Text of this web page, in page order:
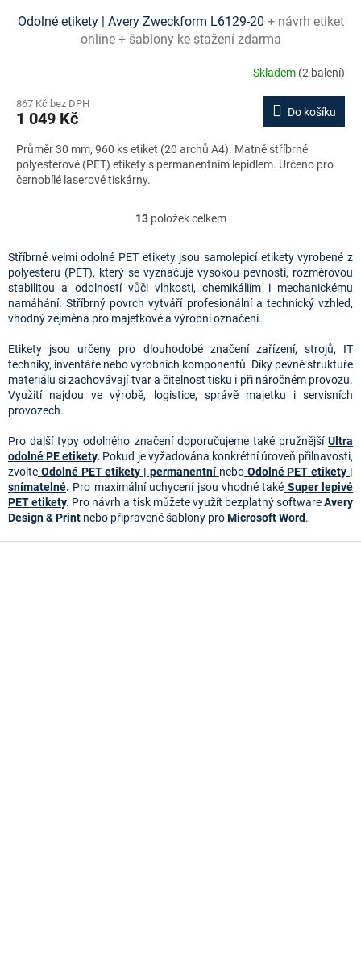
Odolné etikety | Avery Zweckform L6129-20 + návrh etiket
online + šablony ke stažení zdarma
Skladem (2 balení)
867 Kč bez DPH
1 049 Kč Do košíku
Průměr 30 mm, 960 ks etiket (20 archů A4). Matně stříbrné
polyesterové (PET) etikety s permanentním lepidlem. Určeno pro
černobílé laserové tiskárny.
O
l
á
d
a
c
p
r
v
k
ý
p
i
s
u
13položek celkem
Stříbrné velmi odolné PET etikety jsou samolepicí etikety vyrobené z
polyesteru (PET), který se vyznačuje vysokou pevností, rozměrovou
stabilitou a odolností vůči vlhkosti, chemikáliím i mechanickému
namáhání. Stříbrný povrch vytváří profesionální a technický vzhled,
vhodný zejména pro majetkové a výrobní označení.
Etikety jsou určeny pro dlouhodobé značení zařízení, strojů, IT
techniky, inventáře nebo výrobních komponentů. Díky pevné struktuře
materiálu si zachovávají tvar a čitelnost tisku i při náročném provozu.
Využití najdou ve výrobě, logistice, správě majetku i servisních
provozech.
Pro další typy odolného značení doporučujeme také pružnější Ultra
odolné PE etikety. Pokud je vyžadována konkrétní úroveň přilnavosti,
zvolte Odolné PET etikety | permanentní nebo Odolné PET etikety |
snímatelné. Pro maximální uchycení jsou vhodné také Super lepivé
PET etikety. Pro návrh a tisk můžete využít bezplatný softwareAvery
Design & Print nebo připravené šablony proMicrosoft Word.